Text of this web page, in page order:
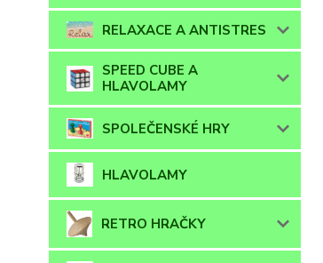
RELAXACE A ANTISTRES
SPEED CUBE A
HLAVOLAMY
SPOLEČENSKÉ HRY
HLAVOLAMY
RETRO HRAČKY